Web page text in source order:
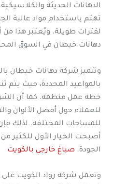
الدهانات الحديثة
تهتم باستخدام مواد عالية
لفترات طويلة. ويُعتبر هذا
دهانات خيطان في السوق
وتتميز شركة دهانات خيطان
بالمواعيد المحددة، حيث يتم
خطة عمل منظمة. كما أن
للعملاء حول أفضل الألوان
للمساحات المختلفة. لذلك
أصبحت الخيار الأول للكثير
الجودة. صباغ خارجي بالكويت
وتعمل شركة رواد الكويت